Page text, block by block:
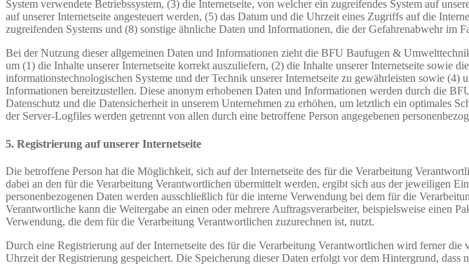
System verwendete Betriebssystem, (3) die Internetseite, von welcher ein zugreifendes System auf
auf unserer Internetseite angesteuert werden, (5) das Datum und die Uhrzeit eines Zugriffs auf die
zugreifenden Systems und (8) sonstige ähnliche Daten und Informationen, die der Gefahrenabwehr im
Bei der Nutzung dieser allgemeinen Daten und Informationen zieht die BFU Baufugen &
um (1) die Inhalte unserer Internetseite korrekt auszuliefern, (2) die Inhalte unserer Internetseite sowie
informationstechnologischen Systeme und der Technik unserer Internetseite zu gewährleisten sowie
Informationen bereitzustellen. Diese anonym erhobenen Daten und Informationen werden durch die
Datenschutz und die Datensicherheit in unserem Unternehmen zu erhöhen, um letztlich ein optimales
der Server-Logfiles werden getrennt von allen durch eine betroffene Person angegebenen
5. Registrierung auf unserer Internetseite
Die betroffene Person hat die Möglichkeit, sich auf der Internetseite des für die Verarbeitung
dabei an den für die Verarbeitung Verantwortlichen übermittelt werden, ergibt sich aus der jeweiligen
personenbezogenen Daten werden ausschließlich für die interne Verwendung bei dem für die
Verantwortliche kann die Weitergabe an einen oder mehrere Auftragsverarbeiter, beispielsweise einen
Verwendung, die dem für die Verarbeitung Verantwortlichen zuzurechnen ist, nutzt.
Durch eine Registrierung auf der Internetseite des für die Verarbeitung Verantwortlichen wird ferner
Uhrzeit der Registrierung gespeichert. Die Speicherung dieser Daten erfolgt vor dem Hintergrund,